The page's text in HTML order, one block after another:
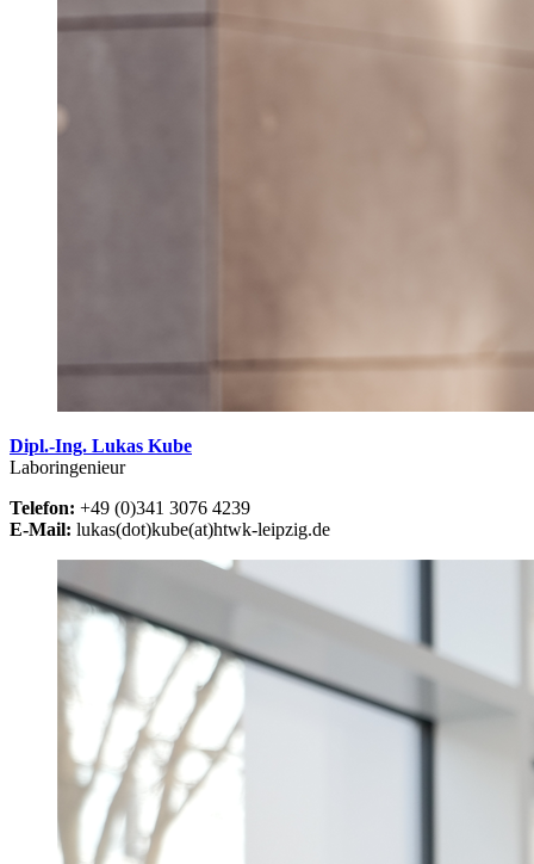
Dipl.-Ing. Lukas Kube
Laboringenieur
Telefon: +49 (0)341 3076 4239
E-Mail: lukas(dot)kube(at)htwk-leipzig.de